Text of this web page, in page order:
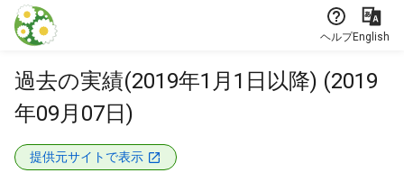
本文に飛ぶ
ヘルプEnglish
過去の実績(2019年1月1日以降) (2019
年09月07日)
提供元サイトで表示